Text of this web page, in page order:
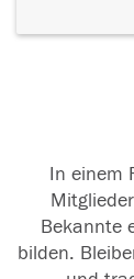
In einem
Bekannte
bilden.